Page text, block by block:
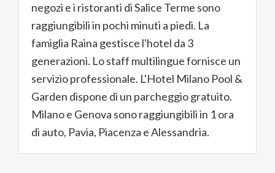
negozi e i ristoranti di Salice Terme sono
raggiungibili in pochi minuti a piedi. La
famiglia Raina gestisce l'hotel da 3
generazioni. Lo staff multilingue fornisce un
servizio professionale. L'Hotel Milano Pool &
Garden dispone di un parcheggio gratuito.
Milano e Genova sono raggiungibili in 1 ora
di auto, Pavia, Piacenza e Alessandria.